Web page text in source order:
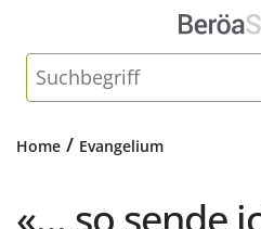
Home / Evangelium